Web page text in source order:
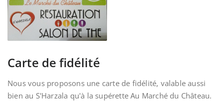
Carte de fidélité
Nous vous proposons une carte de fidélité, valable aussi
bien au S'Harzala qu'à la supérette Au Marché du Château.